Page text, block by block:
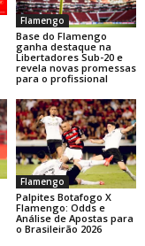
Flamengo
Base do Flamengo
ganha destaque na
Libertadores Sub-20 e
revela novas promessas
para o profissional
Flamengo
Palpites Botafogo X
Flamengo: Odds e
Análise de Apostas para
o Brasileirão 2026